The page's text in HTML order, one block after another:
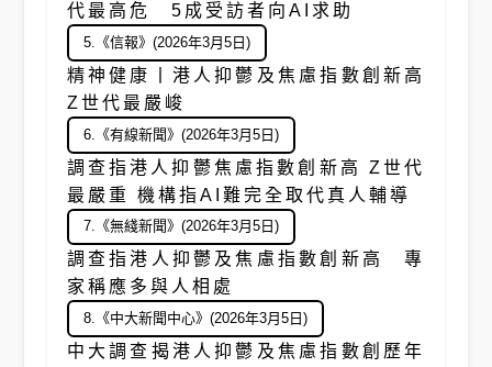
代最高危 5成受訪者向AI求助
5.《信報》(2026年3月5日)
精神健康丨港人抑鬱及焦慮指數創新高
Z世代最嚴峻
6.《有線新聞》(2026年3月5日)
調查指港人抑鬱焦慮指數創新高 Z世代
最嚴重 機構指AI難完全取代真人輔導
7.《無綫新聞》(2026年3月5日)
調查指港人抑鬱及焦慮指數創新高 專
家稱應多與人相處
8.《中大新聞中心》(2026年3月5日)
中大調查揭港人抑鬱及焦慮指數創歷年